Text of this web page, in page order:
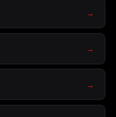
→
→
→